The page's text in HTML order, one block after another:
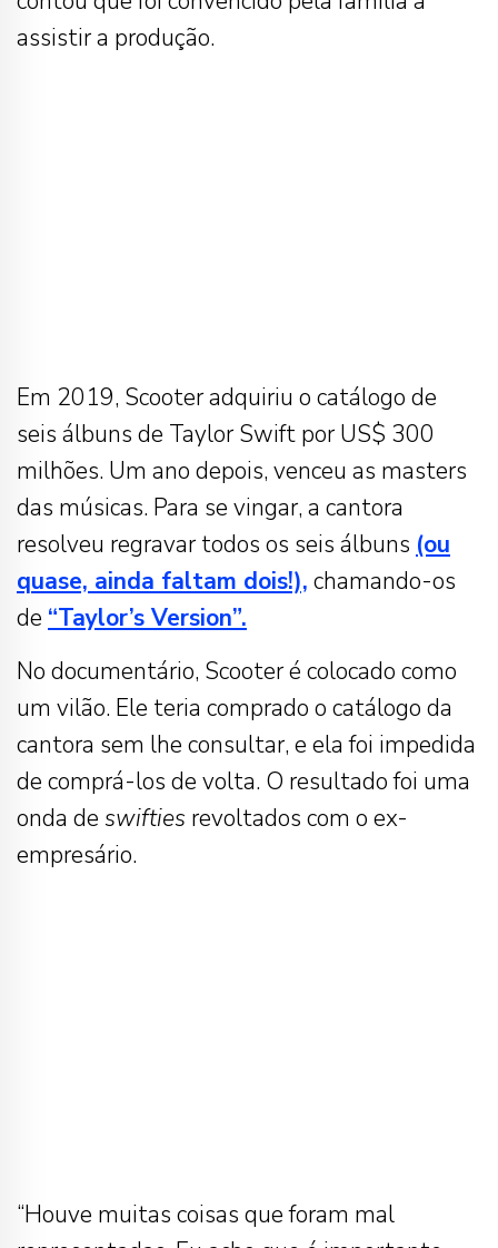
assistir a produção.
Em 2019, Scooter adquiriu o catálogo de
seis álbuns de Taylor Swift por US$ 300
milhões. Um ano depois, venceu as masters
das músicas. Para se vingar, a cantora
resolveu regravar todos os seis álbuns (ou
quase, ainda faltam dois!), chamando-os
de “Taylor’s Version”.
No documentário, Scooter é colocado como
um vilão. Ele teria comprado o catálogo da
cantora sem lhe consultar, e ela foi impedida
de comprá-los de volta. O resultado foi uma
onda de swifties revoltados com o ex-
empresário.
“Houve muitas coisas que foram mal